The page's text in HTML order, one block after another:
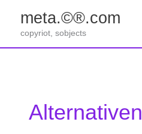
springen
meta.©®.com
copyriot, sobjects
Alternativen